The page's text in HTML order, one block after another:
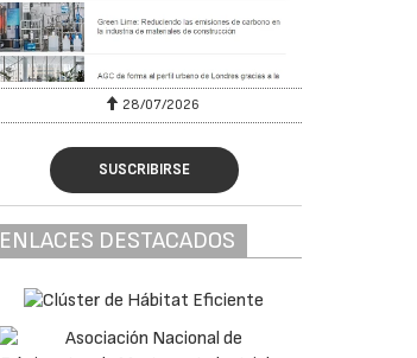
SUSCRIBIRSE
ENLACES DESTACADOS